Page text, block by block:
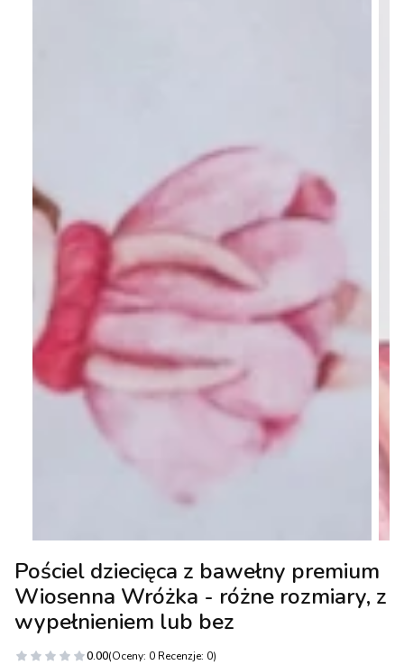
Pościel dziecięca z bawełny premium
Wiosenna Wróżka - różne rozmiary, z
wypełnieniem lub bez
0.00(Oceny: 0 Recenzje: 0)